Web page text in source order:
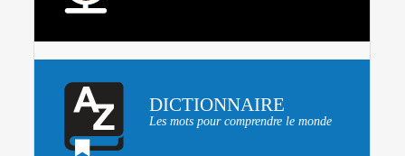
DICTIONNAIRE
Les mots pour comprendre le monde